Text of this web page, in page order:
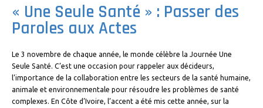
« Une Seule Santé » : Passer des
Paroles aux Actes
Le 3 novembre de chaque année, le monde célèbre la Journée Une
Seule Santé. C’est une occasion pour rappeler aux décideurs,
l’importance de la collaboration entre les secteurs de la santé humaine,
animale et environnementale pour résoudre les problèmes de santé
complexes. En Côte d’Ivoire, l’accent a été mis cette année, sur la